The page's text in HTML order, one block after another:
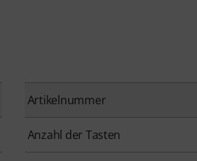
Artikelnummer
Anzahl der Tasten